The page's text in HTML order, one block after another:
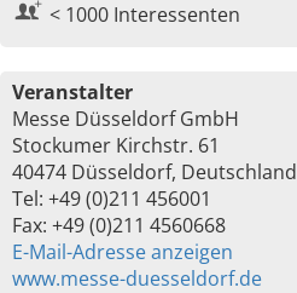
< 1000 Interessenten
Veranstalter
Messe Düsseldorf GmbH
Stockumer Kirchstr. 61
40474 Düsseldorf, Deutschland
Tel: +49 (0)211 456001
Fax: +49 (0)211 4560668
E-Mail-Adresse anzeigen
www.messe-duesseldorf.de